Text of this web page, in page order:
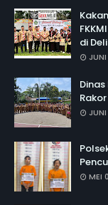
di
MEI